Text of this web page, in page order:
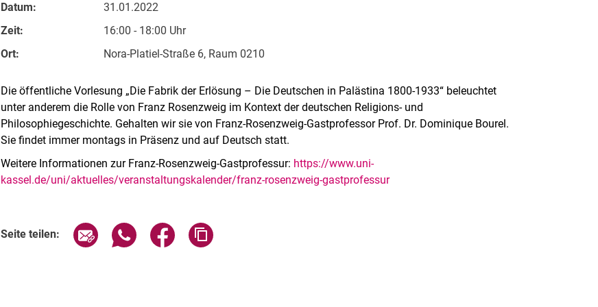
Datum:
31.01.2022
Zeit:
16:00 - 18:00 Uhr
Ort:
Nora-Platiel-Straße 6, Raum 0210
Die öffentliche Vorlesung „Die Fabrik der Erlösung – Die Deutschen in Palästina 1800-1933“ beleuchtet
unter anderem die Rolle von Franz Rosenzweig im Kontext der deutschen Religions- und
Philosophiegeschichte. Gehalten wir sie von Franz-Rosenzweig-Gastprofessor Prof. Dr. Dominique Bourel.
Sie findet immer montags in Präsenz und auf Deutsch statt.
Weitere Informationen zur Franz-Rosenzweig-Gastprofessur: https://www.uni-
kassel.de/uni/aktuelles/veranstaltungskalender/franz-rosenzweig-gastprofessur
Seite teilen: Seite über E-Mail teilen
Seite über WhatsApp teilen (externer Link, öffnet neues Fenster)
Seite über Facebook teilen (externer Link, öffnet neues Fenster)